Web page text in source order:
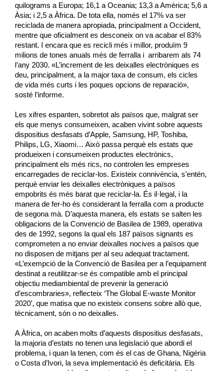
quilograms a Europa; 16,1 a Oceania; 13,3 a Amèrica; 5,6 a
Àsia; i 2,5 a Àfrica. De tota ella, només el 17% va ser
reciclada de manera apropiada, principalment a Occident,
mentre que oficialment es desconeix on va acabar el 83%
restant. I encara que es recicli més i millor, produïm 9
milions de tones anuals més de ferralla i arribarem als 74
l’any 2030. «L’increment de les deixalles electròniques es
deu, principalment, a la major taxa de consum, els cicles
de vida més curts i les poques opcions de reparació»,
sosté l’informe.
Les xifres espanten, sobretot als països que, malgrat ser
els que menys consumeixen, acaben vivint sobre aquests
dispositius desfasats d’Apple, Samsung, HP, Toshiba,
Philips, LG, Xiaomi… Això passa perquè els estats que
produeixen i consumeixen productes electrònics,
principalment els més rics, no controlen les empreses
encarregades de reciclar-los. Existeix connivència, s’entén,
perquè enviar les deixalles electròniques a països
empobrits és més barat que reciclar-la. És il·legal, i la
manera de fer-ho és considerant la ferralla com a producte
de segona mà. D’aquesta manera, els estats se salten les
obligacions de la Convenció de Basilea de 1989, operativa
des de 1992, segons la qual els 187 països signants es
comprometen a no enviar deixalles nocives a països que
no disposen de mitjans per al seu adequat tractament.
«L’exempció de la Convenció de Basilea per a l’equipament
destinat a reutilitzar-se és compatible amb el principal
objectiu mediambiental de prevenir la generació
d’escombraries», reflecteix ‘The Global E-waste Monitor
2020’, que matisa que no existeix consens sobre allò que,
tècnicament, són o no deixalles.
A Àfrica, on acaben molts d’aquests dispositius desfasats,
la majoria d’estats no tenen una legislació que abordi el
problema, i quan la tenen, com és el cas de Ghana, Nigèria
o Costa d’Ivori, la seva implementació és deficitària. Els